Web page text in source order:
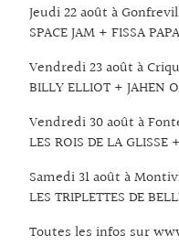
Jeudi 22 août à
SPACE JAM + FISSA PAPA
Vendredi 23 août à
BILLY ELLIOT + JAHEN
Vendredi 30 août à
LES ROIS DE LA GLISSE
Samedi 31 août à
LES TRIPLETTES DE
Toutes les infos sur